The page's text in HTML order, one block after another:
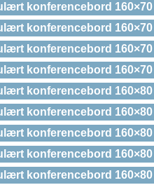
konferencebord
konferencebord
konferencebord
konferencebord
konferencebord
konferencebord
konferencebord
konferencebord
konferencebord